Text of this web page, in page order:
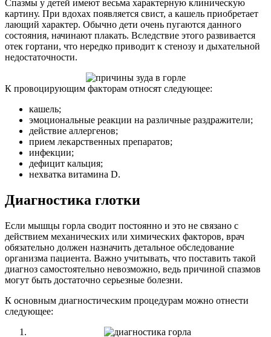
Спазмы у детей имеют весьма характерную клиническую
картину. При вдохах появляется свист, а кашель приобретает
лающий характер. Обычно дети очень пугаются данного
состояния, начинают плакать. Вследствие этого развивается
отек гортани, что нередко приводит к стенозу и дыхательной
недостаточности.
К провоцирующим факторам относят следующее:
кашель;
эмоциональные реакции на различные раздражители;
действие аллергенов;
прием лекарственных препаратов;
инфекции;
дефицит кальция;
нехватка витамина D.
Диагностика глотки
Если мышцы горла сводит постоянно и это не связано с
действием механических или химических факторов, врач
обязательно должен назначить детальное обследование
организма пациента. Важно учитывать, что поставить такой
диагноз самостоятельно невозможно, ведь причиной спазмов
могут быть достаточно серьезные болезни.
К основным диагностическим процедурам можно отнести
следующее: